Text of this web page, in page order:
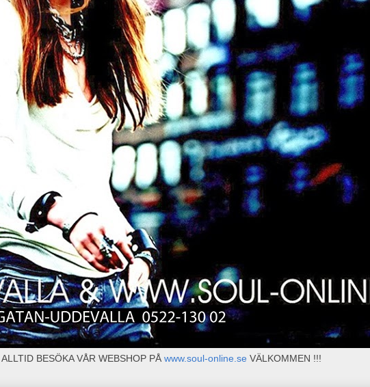
BESÖKA VÅR WEBSHOP PÅ www.soul-online.se VÄLKOMMEN !!!